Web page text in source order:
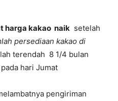
harga kakao naik setelah
persediaan kakao di
terendah 8 1/4 bulan
hari Jumat
pengiriman